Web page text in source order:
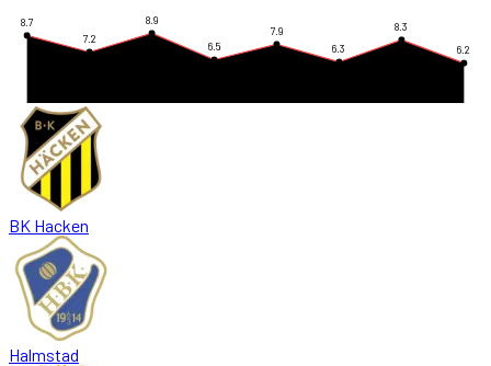
8.7
7.2
8.9
6.5
7.9
6.3
8.3
6.2
BK Hacken
Halmstad